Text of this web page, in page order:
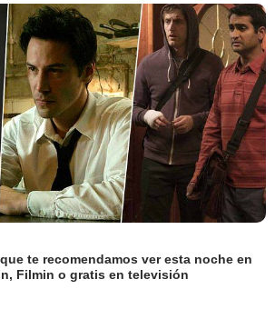
te recomendamos ver esta noche en
Filmin o gratis en televisión